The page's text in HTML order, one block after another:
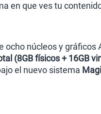
en que ves tu
ocho núcleos y gráficos
(8GB físicos + 16GB
el nuevo sistema